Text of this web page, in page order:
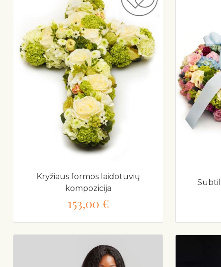
Kryžiaus formos laidotuvių
kompozicija
153,00 €